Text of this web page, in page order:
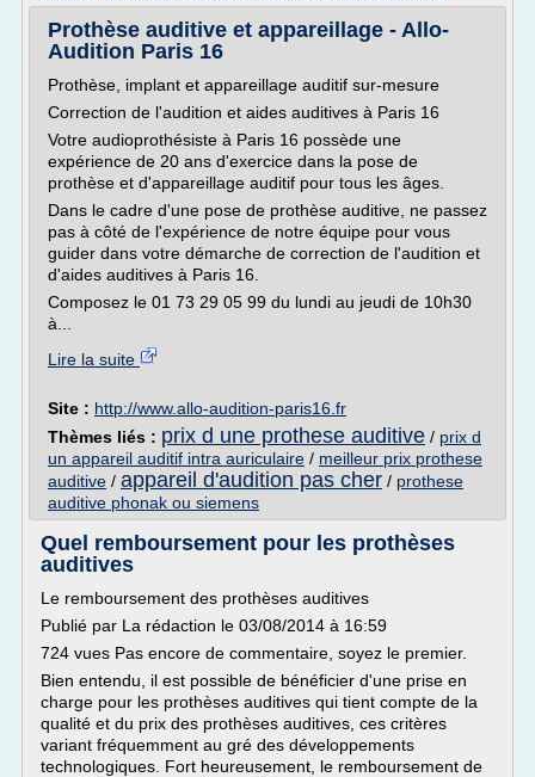
Prothèse auditive et appareillage - Allo-
Audition Paris 16
Prothèse, implant et appareillage auditif sur-mesure
Correction de l'audition et aides auditives à Paris 16
Votre audioprothésiste à Paris 16 possède une
expérience de 20 ans d'exercice dans la pose de
prothèse et d'appareillage auditif pour tous les âges.
Dans le cadre d'une pose de prothèse auditive, ne passez
pas à côté de l'expérience de notre équipe pour vous
guider dans votre démarche de correction de l'audition et
d'aides auditives à Paris 16.
Composez le 01 73 29 05 99 du lundi au jeudi de 10h30
à...
Lire la suite
Site : http://www.allo-audition-paris16.fr
Thèmes liés : prix d une prothese auditive / prix d
un appareil auditif intra auriculaire / meilleur prix prothese
auditive / appareil d'audition pas cher / prothese
auditive phonak ou siemens
Quel remboursement pour les prothèses
auditives
Le remboursement des prothèses auditives
Publié par La rédaction le 03/08/2014 à 16:59
724 vues Pas encore de commentaire, soyez le premier.
Bien entendu, il est possible de bénéficier d'une prise en
charge pour les prothèses auditives qui tient compte de la
qualité et du prix des prothèses auditives, ces critères
variant fréquemment au gré des développements
technologiques. Fort heureusement, le remboursement de